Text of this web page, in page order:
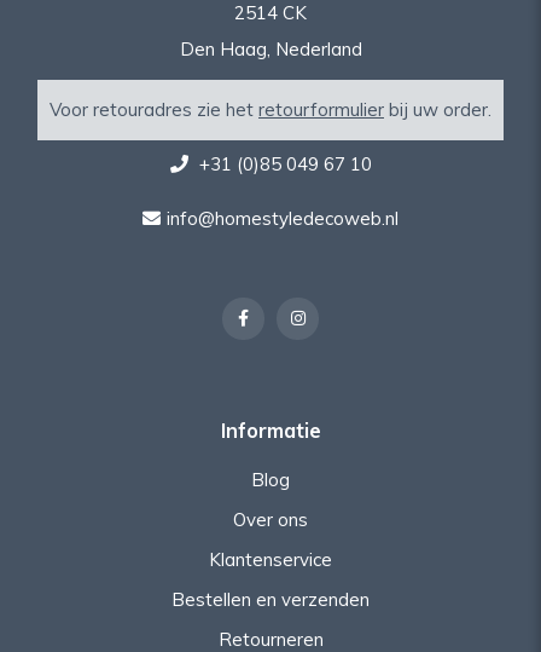
2514 CK
Den Haag, Nederland
Voor retouradres zie het retourformulier bij uw order.
+31 (0)85 049 67 10
info@homestyledecoweb.nl
Informatie
Blog
Over ons
Klantenservice
Bestellen en verzenden
Retourneren